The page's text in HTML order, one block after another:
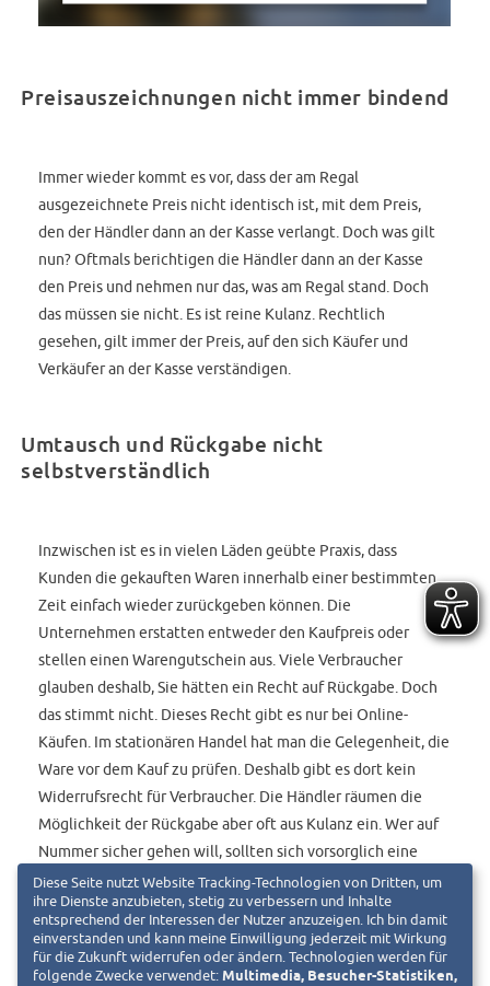
Preisauszeichnungen nicht immer bindend
Immer wieder kommt es vor, dass der am Regal
ausgezeichnete Preis nicht identisch ist, mit dem Preis,
den der Händler dann an der Kasse verlangt. Doch was gilt
nun? Oftmals berichtigen die Händler dann an der Kasse
den Preis und nehmen nur das, was am Regal stand. Doch
das müssen sie nicht. Es ist reine Kulanz. Rechtlich
gesehen, gilt immer der Preis, auf den sich Käufer und
Verkäufer an der Kasse verständigen.
Umtausch und Rückgabe nicht
selbstverständlich
Inzwischen ist es in vielen Läden geübte Praxis, dass
Kunden die gekauften Waren innerhalb einer bestimmten
Zeit einfach wieder zurückgeben können. Die
Unternehmen erstatten entweder den Kaufpreis oder
stellen einen Warengutschein aus. Viele Verbraucher
glauben deshalb, Sie hätten ein Recht auf Rückgabe. Doch
das stimmt nicht. Dieses Recht gibt es nur bei Online-
Käufen. Im stationären Handel hat man die Gelegenheit, die
Ware vor dem Kauf zu prüfen. Deshalb gibt es dort kein
Widerrufsrecht für Verbraucher. Die Händler räumen die
Möglichkeit der Rückgabe aber oft aus Kulanz ein. Wer auf
Nummer sicher gehen will, sollten sich vorsorglich eine
Umtauschmöglichkeit – etwa auf dem Kassenbon –
schriftlich bestätigen lassen.
Diese Seite nutzt Website Tracking-Technologien von Dritten, um
ihre Dienste anzubieten, stetig zu verbessern und Inhalte
entsprechend der Interessen der Nutzer anzuzeigen. Ich bin damit
einverstanden und kann meine Einwilligung jederzeit mit Wirkung
für die Zukunft widerrufen oder ändern. Technologien werden für
folgende Zwecke verwendet: Multimedia, Besucher-Statistiken,